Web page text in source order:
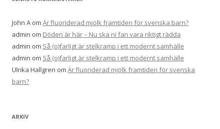
John A om Är fluoriderad mjölk framtiden för svenska barn?
admin om Döden är här – Nu ska ni fan vara riktigt rädda
admin om Så (o)farligt är stelkramp i ett modernt samhälle
admin om Så (o)farligt är stelkramp i ett modernt samhälle
Ulrika Hallgren om Är fluoriderad mjölk framtiden för svenska
barn?
ARKIV